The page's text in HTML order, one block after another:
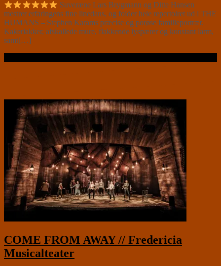
Suveræne Lars Brygmann og Ditte Hansen
mestrer erfaringens fine linedans, og folder hele repertoiret ud i THE
HUMANS – Stephen Karams præcise og porøse familieportræt.
Kakerlakker, afskallede mure, flakkende lyspærer og konstant larm,
samt[…]
COME FROM AWAY // Fredericia
Musicalteater